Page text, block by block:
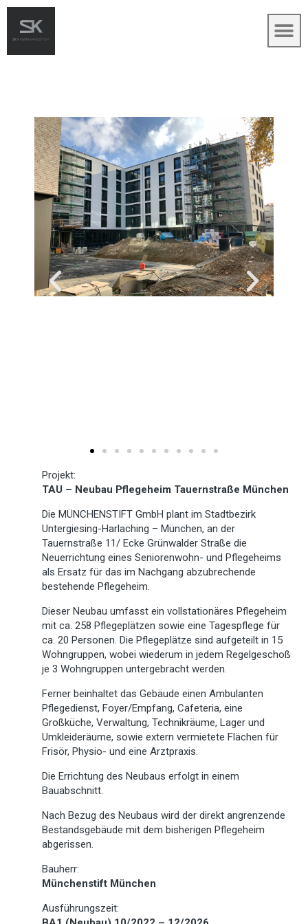
Projekt:
TAU – Neubau Pflegeheim Tauernstraße München
Die MÜNCHENSTIFT GmbH plant im Stadtbezirk
Untergiesing-Harlaching – München, an der
Tauernstraße 11/ Ecke Grünwalder Straße die
Neuerrichtung eines Seniorenwohn- und Pflegeheims
als Ersatz für das im Nachgang abzubrechende
bestehende Pflegeheim.
Dieser Neubau umfasst ein vollstationäres Pflegeheim
mit ca. 258 Pflegeplätzen sowie eine Tagespflege für
ca. 20 Personen. Die Pflegeplätze sind aufgeteilt in 15
Wohngruppen, wobei wiederum in jedem Regelgeschoß
je 3 Wohngruppen untergebracht werden.
Ferner beinhaltet das Gebäude einen Ambulanten
Pflegedienst, Foyer/Empfang, Cafeteria, eine
Großküche, Verwaltung, Technikräume, Lager und
Umkleideräume, sowie extern vermietete Flächen für
Frisör, Physio- und eine Arztpraxis.
Die Errichtung des Neubaus erfolgt in einem
Bauabschnitt.
Nach Bezug des Neubaus wird der direkt angrenzende
Bestandsgebäude mit dem bisherigen Pflegeheim
abgerissen.
Bauherr:
Münchenstift München
Ausführungszeit: